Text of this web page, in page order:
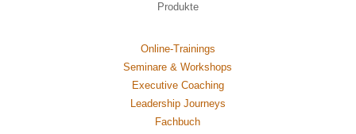
Produkte
Online-Trainings
Seminare & Workshops
Executive Coaching
Leadership Journeys
Fachbuch